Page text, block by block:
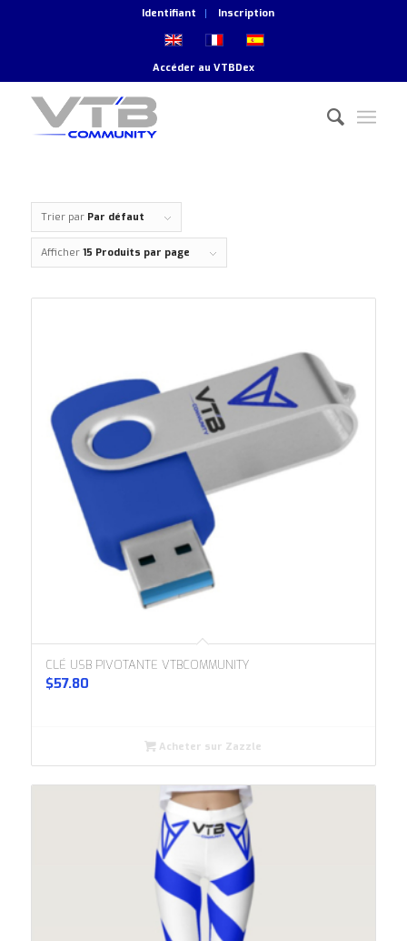
Identifiant Inscription
Accéder au VTBDex
Trier par Par défaut
Afficher 15 Produits par page
CLÉ USB PIVOTANTE VTBCOMMUNITY
$57.80
Acheter sur Zazzle